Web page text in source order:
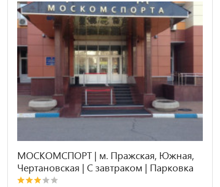
МОСКОМСПОРТ | м. Пражская, Южная,
Чертановская | С завтраком | Парковка